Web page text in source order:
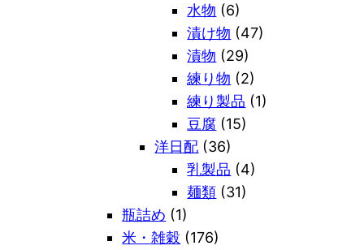
水物 (6)
漬け物 (47)
漬物 (29)
練り物 (2)
練り製品 (1)
豆腐 (15)
洋日配 (36)
乳製品 (4)
麺類 (31)
瓶詰め (1)
米・雑穀 (176)